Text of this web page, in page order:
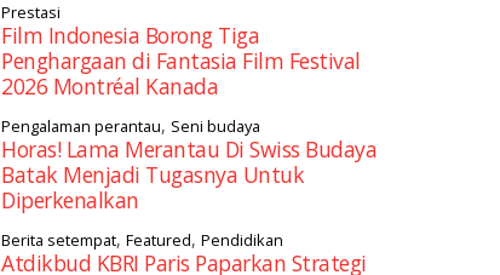
Prestasi
Film Indonesia Borong Tiga
Penghargaan di Fantasia Film Festival
2026 Montréal Kanada
Pengalaman perantau, Seni budaya
Horas! Lama Merantau Di Swiss Budaya
Batak Menjadi Tugasnya Untuk
Diperkenalkan
Berita setempat, Featured, Pendidikan
Atdikbud KBRI Paris Paparkan Strategi